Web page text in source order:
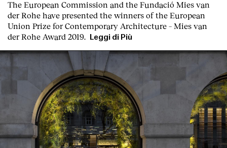
The European Commission and the Fundació Mies van
der Rohe have presented the winners of the European
Union Prize for Contemporary Architecture – Mies van
der Rohe Award 2019.
Leggi di Più